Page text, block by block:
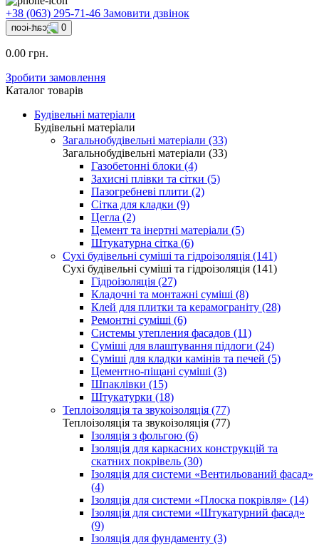
+38 (063) 295-71-46 Замовити дзвінок
0
0.00 грн.
Зробити замовлення
Каталог товарів
Будівельні матеріали
Будівельні матеріали
Загальнобудівельні матеріали (33)
Загальнобудівельні матеріали (33)
Газобетонні блоки (4)
Захисні плівки та сітки (5)
Пазогребневі плити (2)
Сітка для кладки (9)
Цегла (2)
Цемент та інертні матеріали (5)
Штукатурна сітка (6)
Сухі будівельні суміші та гідроізоляція (141)
Сухі будівельні суміші та гідроізоляція (141)
Гідроізоляція (27)
Кладочні та монтажні суміші (8)
Клей для плитки та керамограніту (28)
Ремонтні суміші (6)
Системы утепления фасадов (11)
Суміші для влаштування підлоги (24)
Суміші для кладки камінів та печей (5)
Цементно-піщані суміші (3)
Шпаклівки (15)
Штукатурки (18)
Теплоізоляція та звукоізоляція (77)
Теплоізоляція та звукоізоляція (77)
Ізоляція з фольгою (6)
Ізоляція для каркасних конструкцій та
скатних покрівель (30)
Ізоляція для системи «Вентильований фасад»
(4)
Ізоляція для системи «Плоска покрівля» (14)
Ізоляція для системи «Штукатурний фасад»
(9)
Ізоляція для фундаменту (3)